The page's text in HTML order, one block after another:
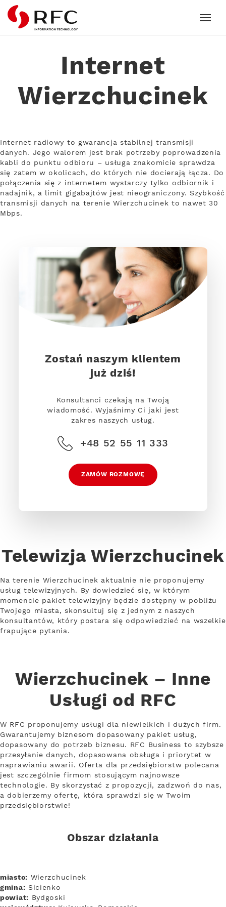
RFC
Internet
Wierzchucinek
Internet radiowy to gwarancja stabilnej transmisji
danych. Jego walorem jest brak potrzeby poprowadzenia
kabli do punktu odbioru – usługa znakomicie sprawdza
się zatem w okolicach, do których nie docierają łącza. Do
połączenia się z internetem wystarczy tylko odbiornik i
nadajnik, a limit gigabajtów jest nieograniczony. Szybkość
transmisji danych na terenie Wierzchucinek to nawet 30
Mbps.
Zostań naszym klientem
już dziś!
Konsultanci czekają na Twoją
wiadomość. Wyjaśnimy Ci jaki jest
zakres naszych usług.
+48 52 55 11 333
ZAMÓW ROZMOWĘ
Telewizja Wierzchucinek
Na terenie Wierzchucinek aktualnie nie proponujemy
usług telewizyjnych. By dowiedzieć się, w którym
momencie pakiet telewizyjny będzie dostępny w pobliżu
Twojego miasta, skonsultuj się z jednym z naszych
konsultantów, który postara się odpowiedzieć na wszelkie
frapujące pytania.
Wierzchucinek – Inne
Usługi od RFC
W RFC proponujemy usługi dla niewielkich i dużych firm.
Gwarantujemy biznesom dopasowany pakiet usług,
dopasowany do potrzeb biznesu. RFC Business to szybsze
przesyłanie danych, dopasowana obsługa i priorytet w
naprawianiu awarii. Oferta dla przedsiębiorstw polecana
jest szczególnie firmom stosującym najnowsze
technologie. By skorzystać z propozycji, zadzwoń do nas,
a dobierzemy ofertę, która sprawdzi się w Twoim
przedsiębiorstwie!
Obszar działania
miasto: Wierzchucinek
gmina: Sicienko
powiat: Bydgoski